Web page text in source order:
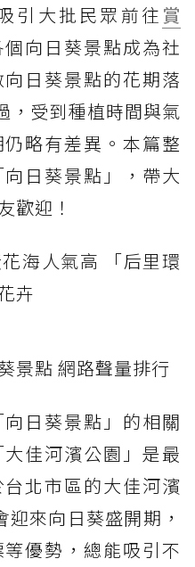
引大批民眾前往 賞
向日葵景點成為社
日葵景點的花期落
，受到種植時間與氣
略有差異。本篇整
日葵景點」，帶大
歡迎！
花海人氣高 「后里環
卉
景點 網路聲量排行
日葵景點」的相關
佳河濱公園」是最
北市區的大佳河濱
來向日葵盛開期，
優勢，總能吸引不